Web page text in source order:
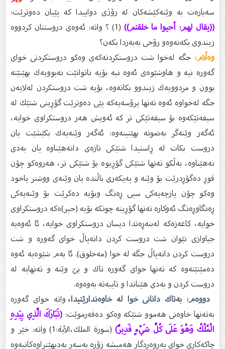
سەبارەت بە وێنەكێشەكان لە رۆژى دواییدا كە پێیان دەوترێت:
((يقال لهم: أحيوا ما خلقتم))
(1) ؟ واتە: ئەوەى دروستتان كردووە
زیندوى بكەنەوەو رۆحى بەبەردا بكەن؟
وەڵام:جگە لەخوا شت دروستكردنەكەى وەكو دروستكردنى خواى
گەورە نیە و هاوشێوەى ئەوە نیە بۆیە ناتوانێت نەبوویەك بهێنێتە
بوون و مردوویەك زیندوو بكاتەوە، بۆیە شت دروستكردن لەلایەن
جگە لەخواوە ئەوە تەنها پرۆسەیەكە پێى دەوترێت گۆڕینى شتێك لە
سیفەتێكەوە بۆ سیفەتێكى تر كە ئەویش هەر دروستكراوى خوایە،
ئەگەر وێنەگر بەنمونە بهێنینەوە: ئەگەر وێنەیەك بكێشێت یان
دروست بكات لە ڕاستیدا شتێكى تازەى دانەهێناوە یان بەدى
نەهێناوە، بەڵكو تەنها شتێكى گۆڕیوە بۆ شتێكى تر، هەروەكو چۆن
قوڕ دەگۆڕدرێت بۆ وێنە و پەیكەرى باڵندە یان وێنەى ووشتر یاخود
وەكو چۆن پارچەیەكى سپی ڕەنگ وبۆیە دەكرێت بۆ وێنەیەكى
ڕەنگاوڕەنگ ئەوكارە تەنها گۆڕینە چونكە بۆیە (حبر)ەكە دروستكراوى
خوایە، كاغەزەكە لەبنەڕەتدا دیسان دروستكراوى خوایە، ئا ئەوەیە
جیاوازى نێوان شت دروست كردن دانەپاڵ خواى گەورە و شت
دروست كردن دانەپاڵ جگە لە خوا (مەخلوق). ئا بەم شێوەیە ئەوە
دەمێنێتەوە كە تەنها خواى گەورە تاك و بێ وێنە و تەنهایە لە
دروست كردن و بەدى هێناندا و تایبەتە بەوەوە.
دووەم: بەتاك دانانى خوا لە خاوەندارێتیدا،واتە خواى گەورە
بەتەنها خاوەنى هەموو شتێكە وەكو دەفەرموێت:(تَبَارَكَ الَّذِي بِيَدِهِ
الْمُلْكُ وَهُوَ عَلَى كُلِّ شَيْءٍ قَدِيرٌ)
(سورة الملك،الآية:1) واتە: خێر و
چاكەكارى خواى پەروەردگار هەمیشە زۆرە بەسەر بەدیهێنراوەكانیەوە